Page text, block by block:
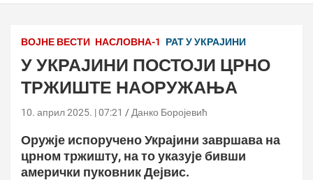
ВОЈНЕ ВЕСТИ НАСЛОВНА-1 РАТ У УКРАЈИНИ
У УКРАЈИНИ ПОСТОЈИ ЦРНО
ТРЖИШТЕ НАОРУЖАЊА
10. април 2025. | 07:21 Данко Боројевић
Оружје испоручено Украјини завршава на
црном тржишту, на то указује бивши
амерички пуковник Дејвис.